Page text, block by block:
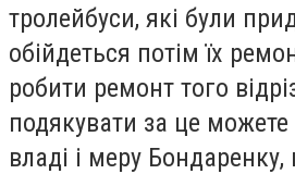
тролейбуси, які були
обійдеться потім їх
робити ремонт того
подякувати за це можете
владі і меру